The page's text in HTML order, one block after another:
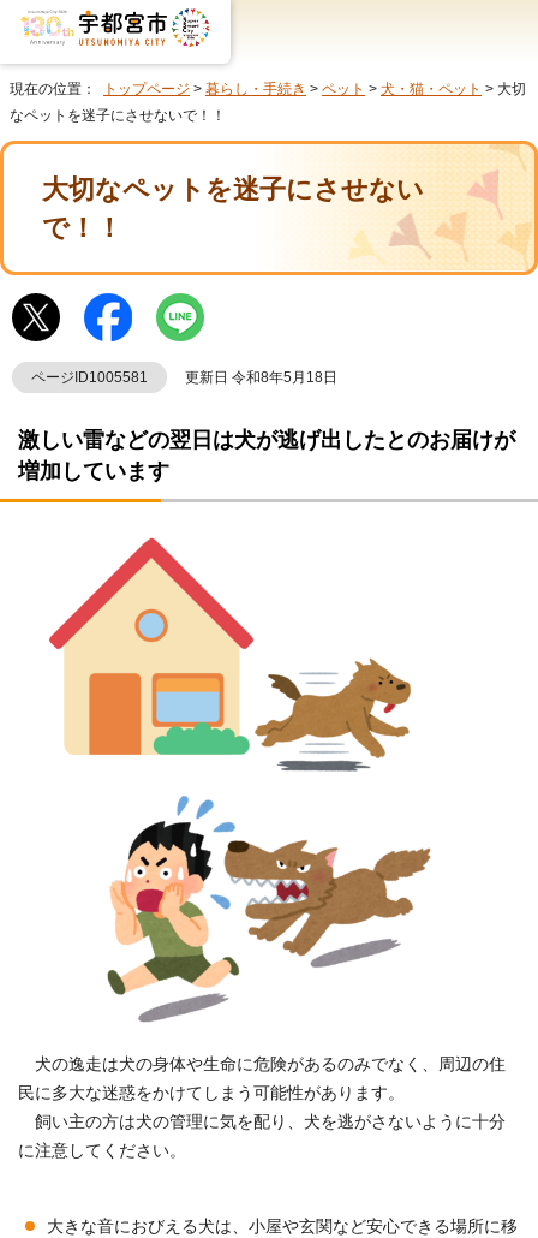
現在の位置： トップページ > 暮らし・手続き > ペット > 犬・猫・ペット > 大切
なペットを迷子にさせないで！！
大切なペットを迷子にさせない
で！！
ページID1005581 更新日 令和8年5月18日
激しい雷などの翌日は犬が逃げ出したとのお届けが
増加しています
犬の逸走は犬の身体や生命に危険があるのみでなく、周辺の住
民に多大な迷惑をかけてしまう可能性があります。
飼い主の方は犬の管理に気を配り、犬を逃がさないように十分
に注意してください。
大きな音におびえる犬は、小屋や玄関など安心できる場所に移